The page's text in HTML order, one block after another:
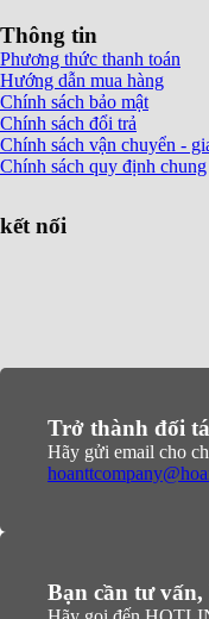
Thông tin
Phương thức thanh toán
Hướng dẫn mua hàng
Chính sách bảo mật
Chính sách đổi trả
Chính sách vận chuyển -
Chính sách quy định chung
kết nối
Trở thành đối
Hãy gửi email cho
Bạn cần tư